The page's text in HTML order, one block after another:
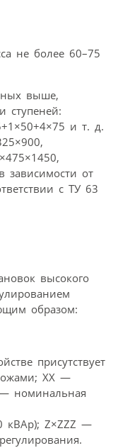
не более 60–75
выше,
ступеней:
и т. д.
зависимости от
с ТУ 63
высокого
образом:
присутствует
XX —
номинальная
кВАр); Z×ZZZ —